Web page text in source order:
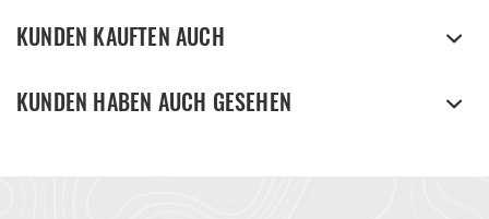
KUNDEN KAUFTEN AUCH
KUNDEN HABEN AUCH GESEHEN